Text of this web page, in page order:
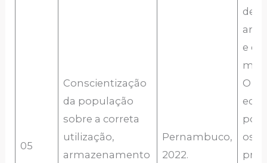
05
Conscientização
da população
sobre a correta
utilização,
armazenamento
Pernambuco,
2022.
de
e
O
os